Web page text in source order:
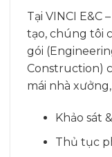
Tại VINCI E&C
tạo, chúng tôi
gói
Construction)
mái nhà
Khảo sát
Thủ tục